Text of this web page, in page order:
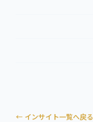
← インサイト一覧へ戻る